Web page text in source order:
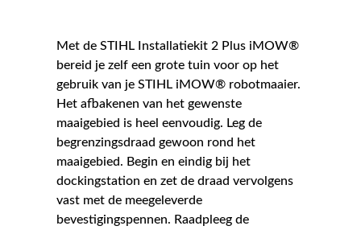
Met de STIHL Installatiekit 2 Plus iMOW®
bereid je zelf een grote tuin voor op het
gebruik van je STIHL iMOW® robotmaaier.
Het afbakenen van het gewenste
maaigebied is heel eenvoudig. Leg de
begrenzingsdraad gewoon rond het
maaigebied. Begin en eindig bij het
dockingstation en zet de draad vervolgens
vast met de meegeleverde
bevestigingspennen. Raadpleeg de